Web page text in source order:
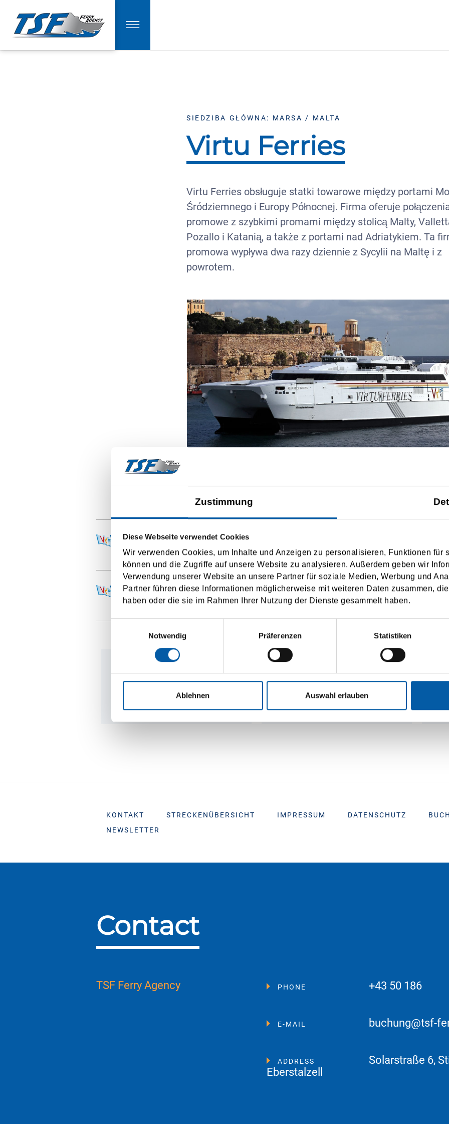
Zustimmung
Diese Webseite verwendet Cookies
Wir verwenden Cookies, um Inhalte und Anzeigen zu personalisieren, Funktionen für
können und die Zugriffe auf unsere Website zu analysieren. Außerdem geben wir
Verwendung unserer Website an unsere Partner für soziale Medien, Werbung und
Partner führen diese Informationen möglicherweise mit weiteren Daten zusammen,
haben oder die sie im Rahmen Ihrer Nutzung der Dienste gesammelt haben.
Einwilligungsauswahl
Notwendig
Präferenzen Statistiken
Ablehnen Auswahl erlauben
SIEDZIBA GŁÓWNA: MARSA / MALTA
Virtu Ferries
Virtu Ferries obsługuje statki towarowe między portami
Śródziemnego i Europy Północnej. Firma oferuje
promowe z szybkimi promami między stolicą Malty,
Pozallo i Katanią, a także z portami nad Adriatykiem. Ta
promowa wypływa dwa razy dziennie z Sycylii na Maltę i z
powrotem.
Route:
Valletta
Pozzallo
Pozzallo
Valletta
1,5 h driving time
WSZYSTKIE
PROMOWE
NAJCZĘŚCIEJ
ZADAWANE
KONTAKT STRECKENÜBERSICHT IMPRESSUM DATENSCHUTZ
NEWSLETTER
Contact
TSF Ferry Agency PHONE +43 50 186
E-MAIL buchung@tsf-
ADDRESS
Solarstraße 6,
Eberstalzell